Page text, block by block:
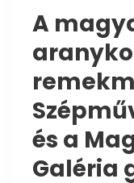
A
és a
Galéria